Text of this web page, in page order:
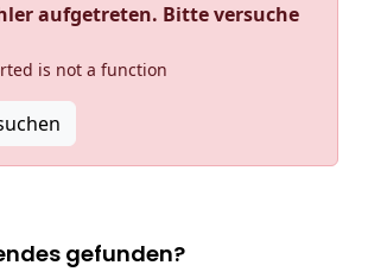
aufgetreten. Bitte versuche
is not a function
gefunden?